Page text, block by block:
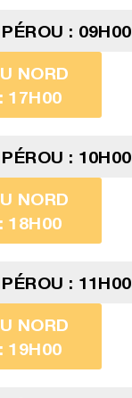
PÉROU : 09H00
NORD
17H00
PÉROU : 10H00
NORD
18H00
PÉROU : 11H00
NORD
19H00